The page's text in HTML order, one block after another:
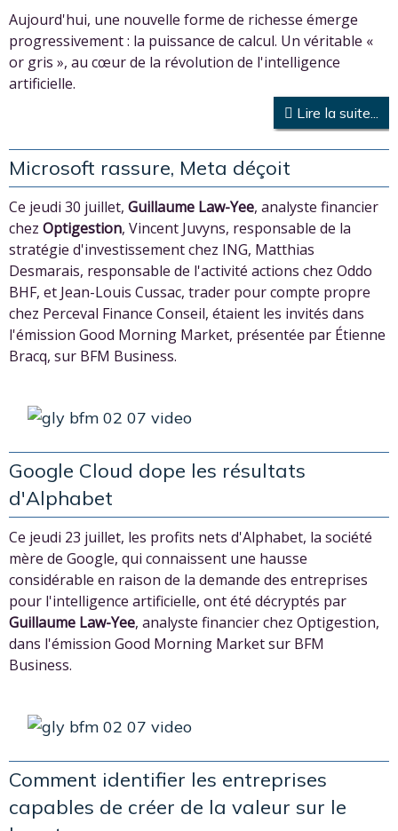
Aujourd'hui, une nouvelle forme de richesse émerge
progressivement : la puissance de calcul. Un véritable «
or gris », au cœur de la révolution de l'intelligence
artificielle.
Lire la suite...
Microsoft rassure, Meta déçoit
Ce jeudi 30 juillet, Guillaume Law-Yee, analyste financier
chez Optigestion, Vincent Juvyns, responsable de la
stratégie d'investissement chez ING, Matthias
Desmarais, responsable de l'activité actions chez Oddo
BHF, et Jean-Louis Cussac, trader pour compte propre
chez Perceval Finance Conseil, étaient les invités dans
l'émission Good Morning Market, présentée par Étienne
Bracq, sur BFM Business.
Google Cloud dope les résultats
d'Alphabet
Ce jeudi 23 juillet, les profits nets d'Alphabet, la société
mère de Google, qui connaissent une hausse
considérable en raison de la demande des entreprises
pour l'intelligence artificielle, ont été décryptés par
Guillaume Law-Yee, analyste financier chez Optigestion,
dans l'émission Good Morning Market sur BFM
Business.
Comment identifier les entreprises
capables de créer de la valeur sur le